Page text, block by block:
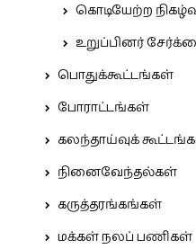
கொடியேற்ற
உறுப்பினர்
பொதுக்கூட்டங்கள்
போராட்டங்கள்
கலந்தாய்வுக்
நினைவேந்தல்கள்
கருத்தரங்கங்கள்
மக்கள் நலப் பணிகள்